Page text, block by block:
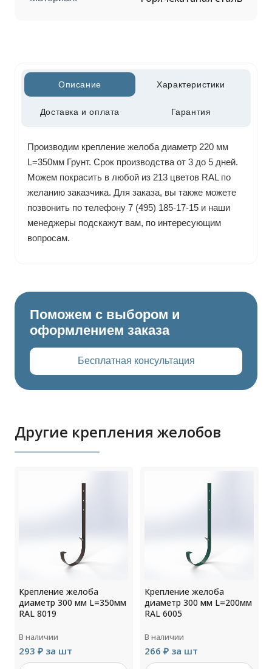
Описание Характеристики
Доставка и оплата Гарантия
Производим крепление желоба диаметр 220 мм
L=350мм Грунт. Срок производства от 3 до 5 дней.
Можем покрасить в любой из 213 цветов RAL по
желанию заказчика. Для заказа, вы также можете
позвонить по телефону 7 (495) 185-17-15 и наши
менеджеры подскажут вам, по интересующим
вопросам.
Поможем с выбором и
оформлением заказа
Бесплатная консультация
Другие крепления желобов
Крепление желоба
диаметр 300 мм L=350мм
RAL 8019
В наличии
293 ₽ за шт
Крепление желоба
диаметр 300 мм L=200мм
RAL 6005
В наличии
266 ₽ за шт